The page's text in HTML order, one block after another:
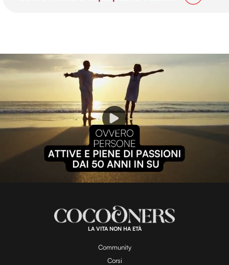
P
l
a
y
L
o
:
1
0
0
.
0
LA VITA NON HA ETÀ
Community
Corsi